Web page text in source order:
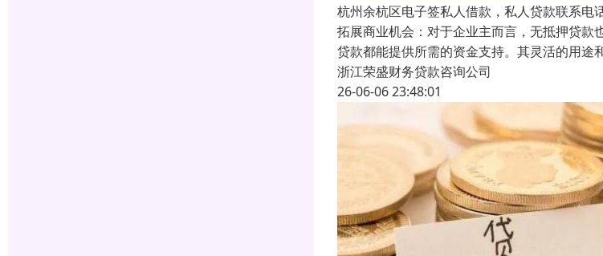
杭州余杭区电子签私人借款，私人贷款联系电
拓展商业机会：对于企业主而言，无抵押贷
贷款都能提供所需的资金支持。其灵活的用
浙江荣盛财务贷款咨询公司
26-06-06 23:48:01